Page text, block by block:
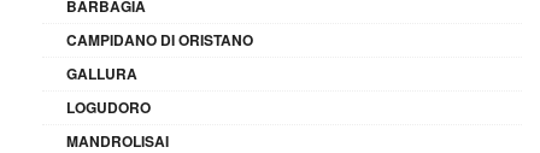
BARBAGIA
CAMPIDANO DI ORISTANO
GALLURA
LOGUDORO
MANDROLISAI